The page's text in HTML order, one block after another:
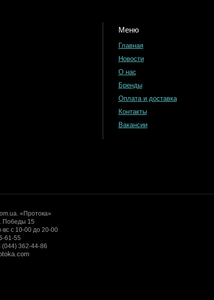
Меню
Главная
Новости
О нас
Бренды
Оплата и доставка
Контакты
Вакансии
«Протока»
Победы 15
с 10-00 до 20-00
61-55
(044) 362-44-86